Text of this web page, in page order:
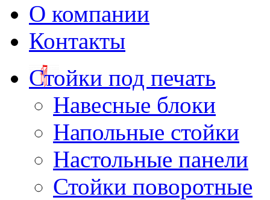
О компании
Контакты
Стойки под печать
Навесные блоки
Напольные стойки
Настольные панели
Стойки поворотные